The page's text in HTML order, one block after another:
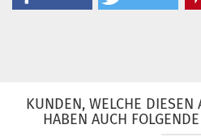
KUNDEN, WELCHE DIESEN
HABEN AUCH